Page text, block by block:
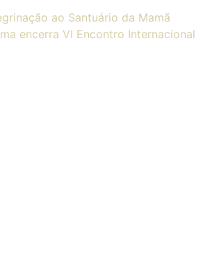
ao Santuário da Mamã
encerra VI Encontro Internacional